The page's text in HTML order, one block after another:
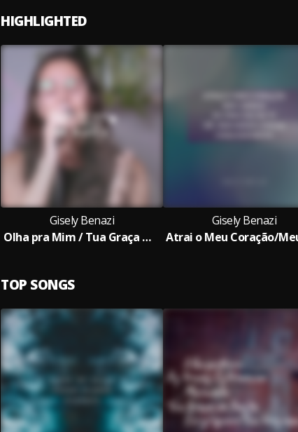
HIGHLIGHTED
Gisely Benazi
Olha pra Mim / Tua Graça Me Basta
Gisely Benazi
TOP SONGS